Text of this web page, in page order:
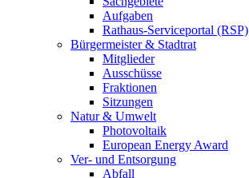
Aufgaben
Rathaus-Serviceportal (RSP)
Bürgermeister & Stadtrat
Mitglieder
Ausschüsse
Fraktionen
Sitzungen
Natur & Umwelt
Photovoltaik
European Energy Award
Ver- und Entsorgung
Abfall